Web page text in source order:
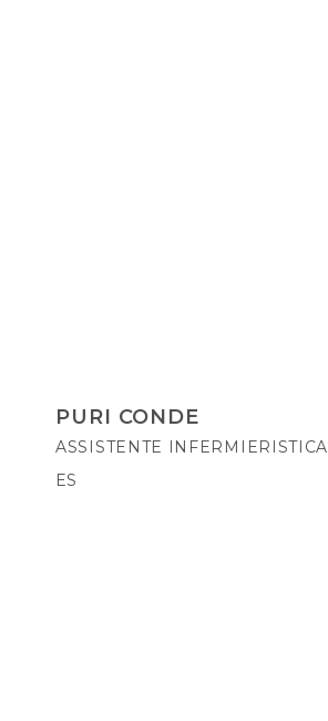
PURI CONDE
ASSISTENTE INFERMIERISTICA
ES